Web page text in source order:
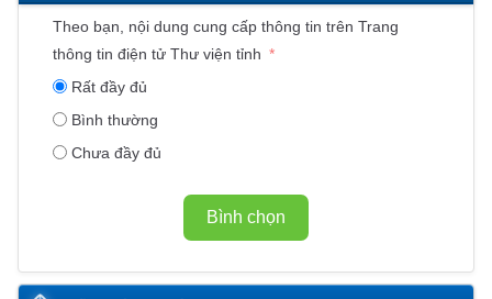
K
Ế
E
B
Theo bạn, nội dung cung cấp thông tin trên Trang
thông tin điện tử Thư viện tỉnh
Rất đầy đủ
Bình thường
Chưa đầy đủ
Bình chọn